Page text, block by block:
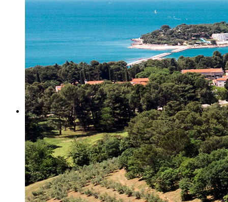
Zavod za poljoprivredu i prehranu
Zavod za ekonomiku i razvoj poljoprivrede
Zavod za turizam
Pokusno poljoprivredno imanje
Zaposlenici
Euraxess
Misija i vizija
Upravno Vijeće
Rad Upravnog vijeća
Znanstveno Vijeće
Rad Znanstvenog vijeća
Etičko povjerenstvo
Etički kodeks
Financiranje
Proračun
Potpore
PROGRAMSKO FINANCIRANJE
Izvještavanje po uredbi